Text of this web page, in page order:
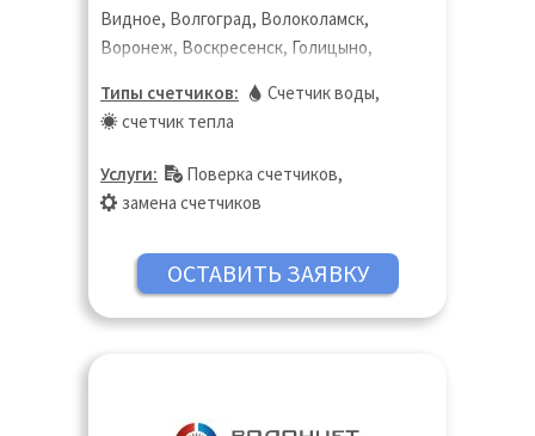
Видное, Волгоград, Волоколамск,
Воронеж, Воскресенск, Голицыно,
Дмитров, Долгопрудный, Домодедово,
Дубна, Екатеринбург, Жуковский,
Зарайск, Звенигород, Иваново,
Ивантеевка, Ижевск, Истра, Казань,
Калининград, Калуга, Кашира, Кинешма,
Киров, Клин, Коломна, Королёв,
Кострома, Котельники, Красногорск,
Краснодар, Краснодар, Краснозаводск,
Новгород, Оренбург, Пенза, Пермь,
Типы счетчиков: Счетчик воды,
счетчик тепла
Услуги: Поверка счетчиков,
замена счетчиков